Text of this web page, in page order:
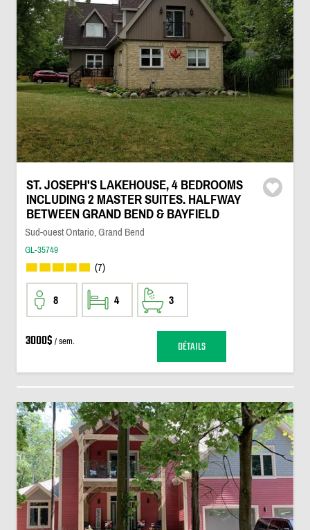
ST. JOSEPH'S LAKEHOUSE, 4 BEDROOMS
INCLUDING 2 MASTER SUITES. HALFWAY
BETWEEN GRAND BEND & BAYFIELD
Sud-ouest Ontario, Grand Bend
GL-35749
(7)
8 4 3
3000$ / sem. DÉTAILS